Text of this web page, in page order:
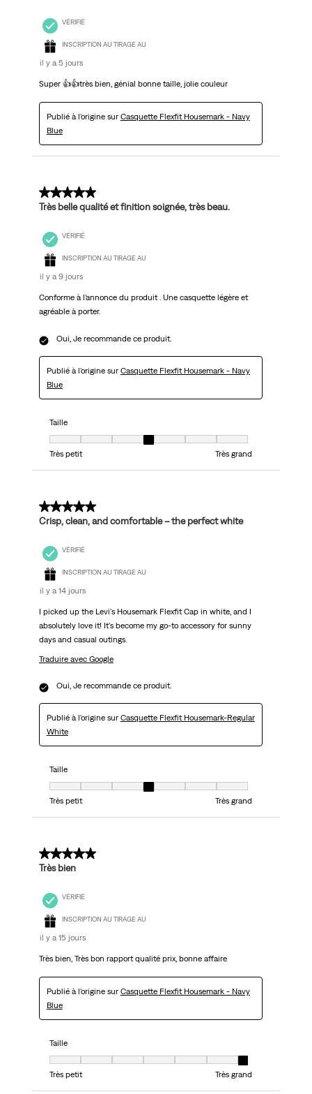
VÉRIFIÉ
INSCRIPTION AU TIRAGE AU
il y a 5 jours
Super 👍👍très bien, génial bonne taille, jolie couleur
Publié à l'origine sur Casquette Flexfit Housemark - Navy
Blue
5 sur 5 étoiles.
Très belle qualité et finition soignée, très beau.
VÉRIFIÉ
INSCRIPTION AU TIRAGE AU
il y a 9 jours
Conforme à l’annonce du produit . Une casquette légère et
agréable à porter.
Oui, Je recommande ce produit.
Publié à l'origine sur Casquette Flexfit Housemark - Navy
Blue
Taille
Taille, 4 sur 7, où 1 est égal à Très petit et 7 est égal à Très grand
Très petit
Très grand
5 sur 5 étoiles.
Crisp, clean, and comfortable – the perfect white
VÉRIFIÉ
INSCRIPTION AU TIRAGE AU
il y a 14 jours
I picked up the Levi's Housemark Flexfit Cap in white, and I
absolutely love it! It's become my go-to accessory for sunny
days and casual outings.
Traduire avec Google
Oui, Je recommande ce produit.
Publié à l'origine sur Casquette Flexfit Housemark-Regular
White
Taille
Taille, 4 sur 7, où 1 est égal à Très petit et 7 est égal à Très grand
Très petit
Très grand
5 sur 5 étoiles.
Très bien
VÉRIFIÉ
INSCRIPTION AU TIRAGE AU
il y a 15 jours
Très bien, Très bon rapport qualité prix, bonne affaire
Publié à l'origine sur Casquette Flexfit Housemark - Navy
Blue
Taille
Taille, 7 sur 7, où 1 est égal à Très petit et 7 est égal à Très grand
Très petit
Très grand